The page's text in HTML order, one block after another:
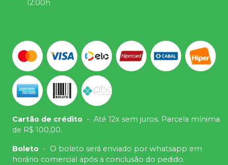
12:00h
Cartão de crédito - Até 12x sem juros. Parcela mínima
de R$ 100,00.
Boleto - O boleto será enviado por whatsapp em
horário comercial após a conclusão do pedido.